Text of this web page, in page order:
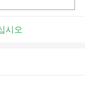
시오